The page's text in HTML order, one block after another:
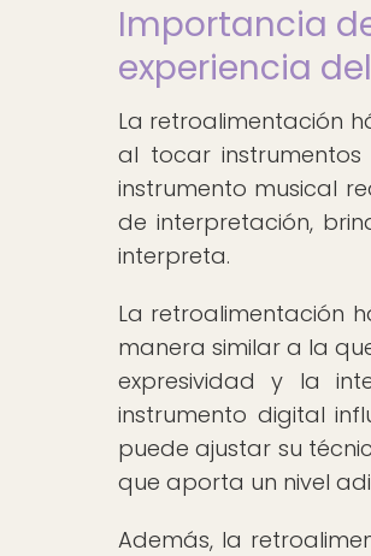
Importancia
experiencia
La retroalimentación
al tocar
instrumento musical
de interpretación,
interpreta.
La retroalimentación
manera similar a la
expresividad y la
instrumento digital
puede ajustar su
que aporta un nivel
Además, la